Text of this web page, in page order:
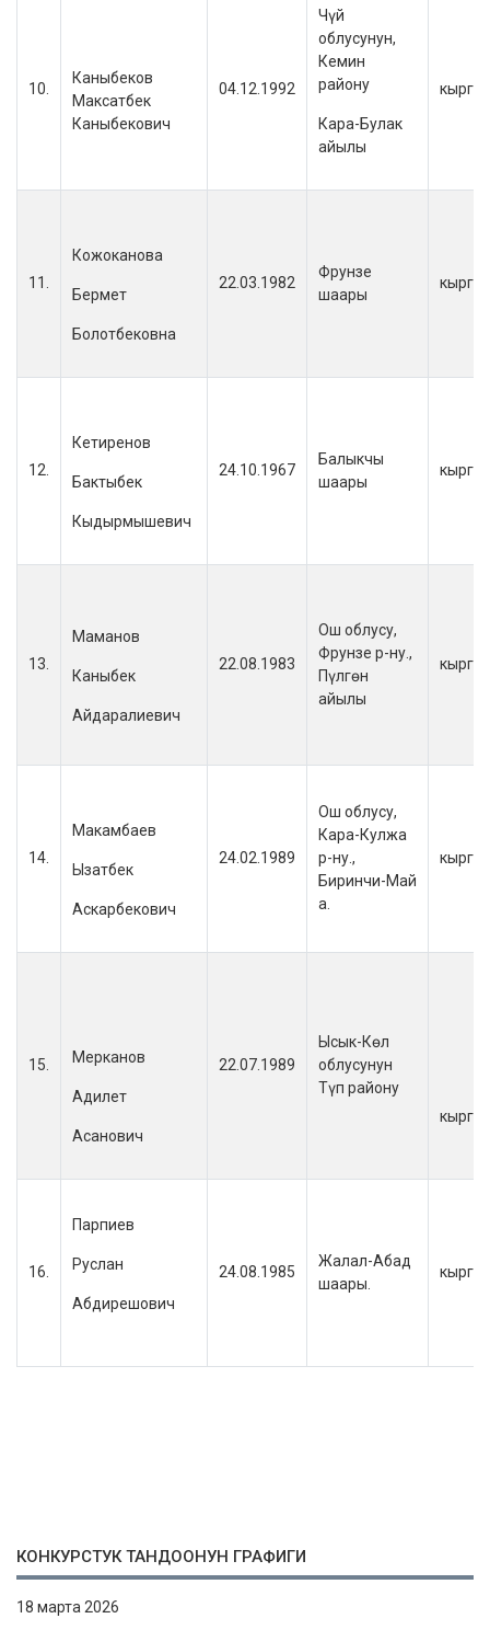
10.
Каныбеков
Максатбек
Каныбекович
04.12.1992
Чүй
облусунун,
Кемин
району
Кара-Булак
айылы
11.
Кожоканова
Бермет
Болотбековна
22.03.1982
Фрунзе
шаары
12.
Кетиренов
Бактыбек
Кыдырмышевич
24.10.1967
Балыкчы
шаары
13.
Маманов
Каныбек
Айдаралиевич
22.08.1983
Ош облусу,
Фрунзе р-ну.,
Пүлгөн
айылы
14.
Макамбаев
Ызатбек
Аскарбекович
24.02.1989
Ош облусу,
Кара-Кулжа
р-ну.,
Биринчи-Май
а.
15. Мерканов
Адилет
Асанович
22.07.1989
Ысык-Көл
облусунун
Түп району
16.
Парпиев
Руслан
Абдирешович
24.08.1985
Жалал-Абад
шаары.
КОНКУРСТУК ТАНДООНУН ГРАФИГИ
18 марта 2026